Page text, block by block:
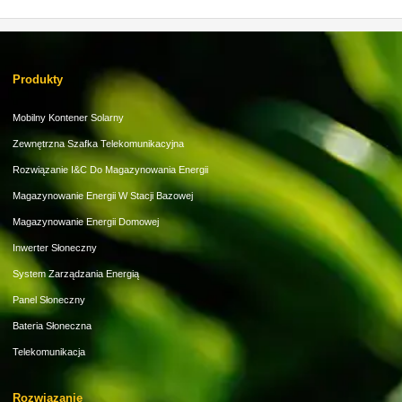
Produkty
Mobilny Kontener Solarny
Zewnętrzna Szafka Telekomunikacyjna
Rozwiązanie I&C Do Magazynowania Energii
Magazynowanie Energii W Stacji Bazowej
Magazynowanie Energii Domowej
Inwerter Słoneczny
System Zarządzania Energią
Panel Słoneczny
Bateria Słoneczna
Telekomunikacja
Rozwiązanie